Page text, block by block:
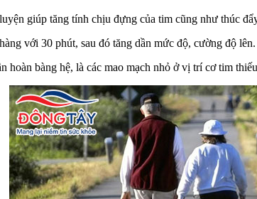
giúp tăng tính chịu đựng của tim cũng như thúc
với 30 phút, sau đó tăng dần mức độ, cường độ lên.
bàng hệ, là các mao mạch nhỏ ở vị trí cơ tim